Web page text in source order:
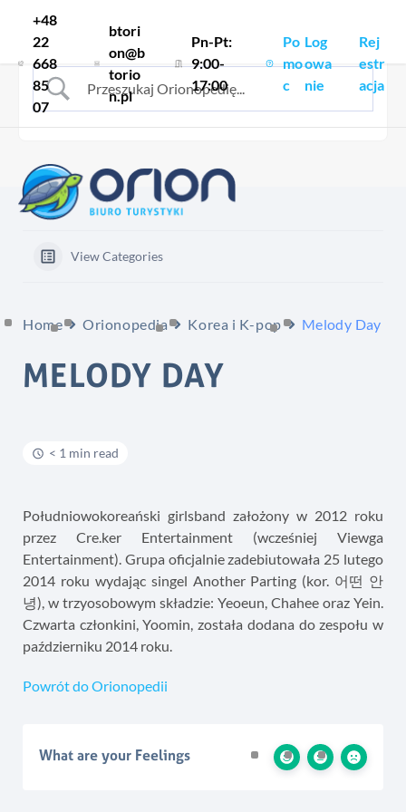
+48
22
668
85
07
btori
on@b
torio
n.pl
Pn-Pt:
9:00-
17:00
Po
mo
c
Log
owa
nie
Rej
estr
acja
View Categories
Home Orionopedia Korea i K-pop Melody Day
MELODY DAY
< 1 min read
Południowokoreański girlsband założony w 2012 roku
przez Cre.ker Entertainment (wcześniej Viewga
Entertainment). Grupa oficjalnie zadebiutowała 25 lutego
2014 roku wydając singel Another Parting (kor. 어떤 안
녕), w trzyosobowym składzie: Yeoeun, Chahee oraz Yein.
Czwarta członkini, Yoomin, została dodana do zespołu w
październiku 2014 roku.
Powrót do Orionopedii
What are your Feelings